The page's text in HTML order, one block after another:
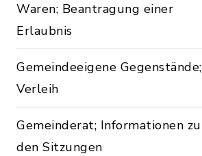
Waren; Beantragung einer
Erlaubnis
Gemeindeeigene Gegenstände;
Verleih
Gemeinderat; Informationen zu
den Sitzungen